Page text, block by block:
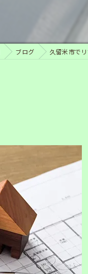
地域最安
ブログ 久留米市で